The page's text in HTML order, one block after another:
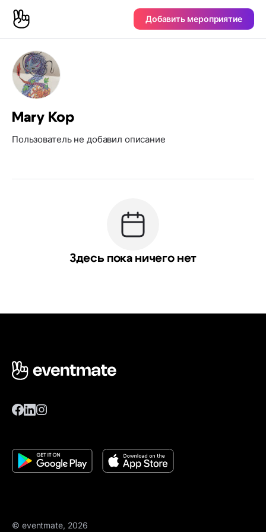
Добавить мероприятие
Mary Kop
Пользователь не добавил описание
Здесь пока ничего нет
© eventmate, 2026